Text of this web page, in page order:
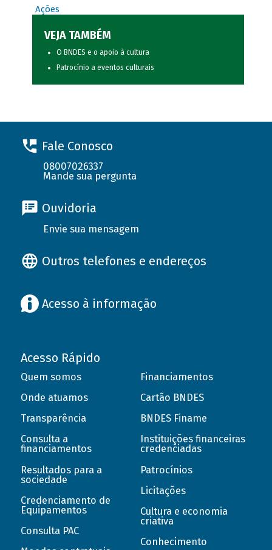
Ações
VEJA TAMBÉM
O BNDES e o apoio à cultura
Patrocínio a eventos culturais
Fale Conosco
08007026337
Mande sua pergunta
Ouvidoria
Envie sua mensagem
Outros telefones e endereços
Acesso à informação
Acesso Rápido
Quem somos
Onde atuamos
Transparência
Consulta a
financiamentos
Resultados para a
sociedade
Credenciamento de
Equipamentos
Consulta PAC
Financiamentos
Cartão BNDES
BNDES Finame
Instituições financeiras
credenciadas
Patrocínios
Licitações
Cultura e economia
criativa
Conhecimento